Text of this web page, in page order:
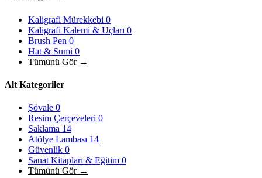
Kaligrafi Mürekkebi 0
Kaligrafi Kalemi & Uçları 0
Brush Pen 0
Hat & Sumi 0
Tümünü Gör →
Alt Kategoriler
Şövale 0
Resim Çerçeveleri 0
Saklama 14
Atölye Lambası 14
Güvenlik 0
Sanat Kitapları & Eğitim 0
Tümünü Gör →